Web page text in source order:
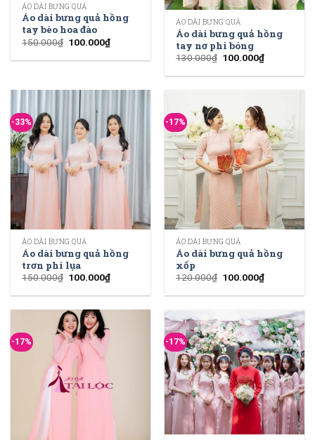
ÁO DÀI BƯNG QUẢ
Áo dài bưng quả hồng
tay bèo hoa đào
150.000₫ 100.000₫
ÁO DÀI BƯNG QUẢ
Áo dài bưng quả hồng
tay nơ phi bóng
130.000₫ 100.000₫
-33%
ÁO DÀI BƯNG QUẢ
Áo dài bưng quả hồng
trơn phi lụa
150.000₫ 100.000₫
-17%
ÁO DÀI BƯNG QUẢ
Áo dài bưng quả hồng
xốp
120.000₫ 100.000₫
-17% -17%